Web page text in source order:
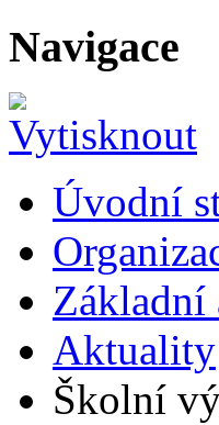
Navigace
Úvodní
Základní
Aktuality
Školní